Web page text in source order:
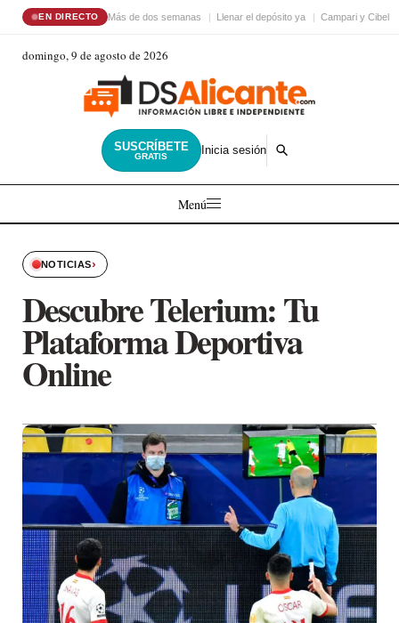
EN DIRECTO Más de dos semanas Llenar el depósito ya Campari y
domingo, 9 de agosto de 2026
SUSCRÍBETE
GRATIS Inicia sesión
Menú
NOTICIAS›
Descubre Telerium: Tu
Plataforma Deportiva
Online